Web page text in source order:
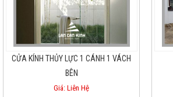
CỬA KÍNH THỦY LỰC 1 CÁNH 1 VÁCH
BÊN
Giá: Liên Hệ